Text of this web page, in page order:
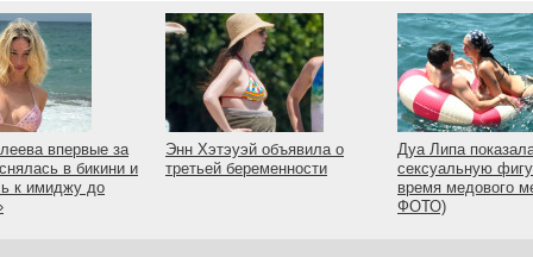
впервые за
в бикини и
к имиджу до
Энн Хэтэуэй объявила о
третьей беременности
Дуа Липа
сексуальную
время медового
ФОТО)